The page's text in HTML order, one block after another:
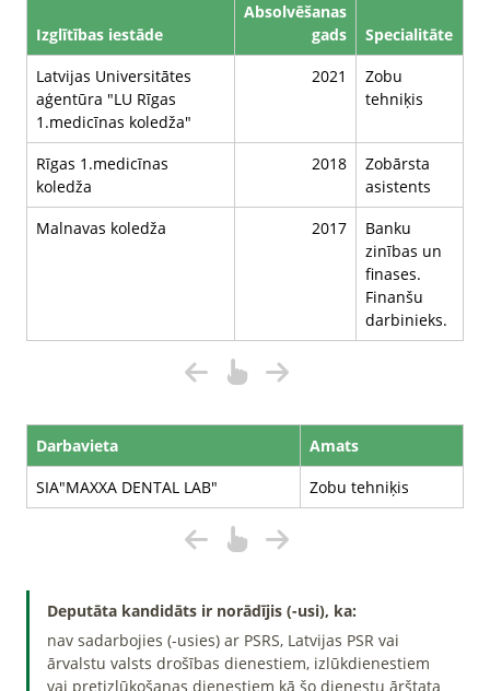
Izglītības iestāde
Absolvēšanas
gads
Specialitāte
Latvijas Universitātes
aģentūra "LU Rīgas
1.medicīnas koledža"
2021
Zobu
tehniķis
Rīgas 1.medicīnas
koledža
2018
Zobārsta
asistents
Malnavas koledža
2017
Banku
zinības un
finases.
Finanšu
darbinieks.
Darbavieta
Amats
SIA"MAXXA DENTAL LAB"
Zobu tehniķis
Deputāta kandidāts ir norādījis (-usi), ka:
nav sadarbojies (-usies) ar PSRS, Latvijas PSR vai
ārvalstu valsts drošības dienestiem, izlūkdienestiem
vai pretizlūkošanas dienestiem kā šo dienestu ārštata